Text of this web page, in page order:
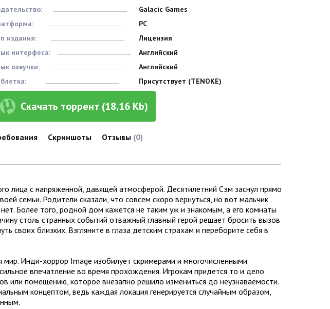
Galacic Games
PC
издания:
Лицензия
интерфеса:
Английский
озвучки:
Английский
Присутствует (TENOKE)
Скачать торрент (18,16 Kb)
Скриншоты Отзывы (0)
лица с напряженной, давящей атмосферой. Десятилетний Сэм заснул прямо
семьи. Родители сказали, что совсем скоро вернуться, но вот мальчик
Более того, родной дом кажется не таким уж и знакомым, а его комнаты
столь странных событий отважный главный герой решает бросить вызов
своих близких. Взгляните в глаза детским страхам и переборите себя в
Инди-хоррор Image изобилует скримерами и многочисленными
впечатление во время прохождения. Игрокам придется то и дело
или помещению, которое внезапно решило измениться до неузнаваемости.
концептом, ведь каждая локация генерируется случайным образом,